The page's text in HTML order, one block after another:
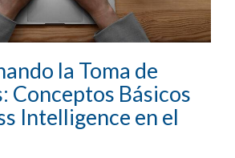
la Toma de
Conceptos Básicos
Intelligence en el